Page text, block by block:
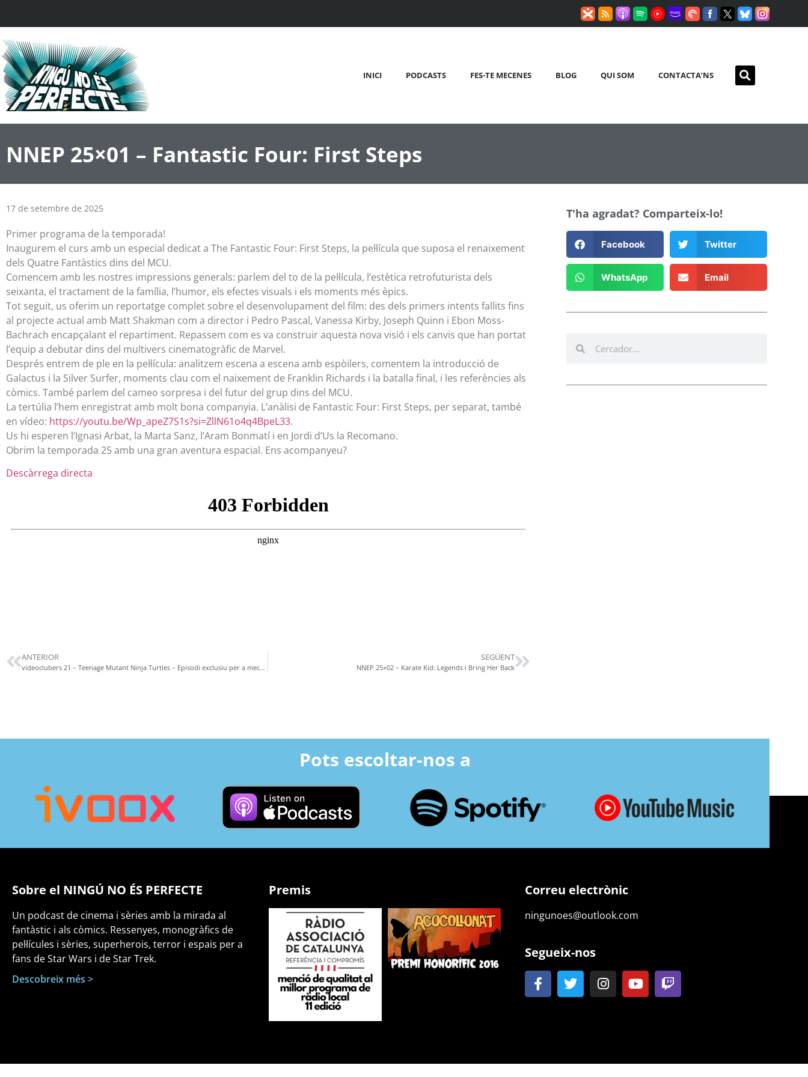
INICI PODCASTS FES-TE MECENES BLOG QUI SOM CONTACTA’NS
NNEP 25×01 – Fantastic Four: First Steps
17 de setembre de 2025
Primer programa de la temporada!
Inaugurem el curs amb un especial dedicat a The Fantastic Four: First Steps, la pel·lícula que suposa el renaixement
dels Quatre Fantàstics dins del MCU.
Comencem amb les nostres impressions generals: parlem del to de la pel·lícula, l’estètica retrofuturista dels
seixanta, el tractament de la família, l’humor, els efectes visuals i els moments més èpics.
Tot seguit, us oferim un reportatge complet sobre el desenvolupament del film: des dels primers intents fallits fins
al projecte actual amb Matt Shakman com a director i Pedro Pascal, Vanessa Kirby, Joseph Quinn i Ebon Moss-
Bachrach encapçalant el repartiment. Repassem com es va construir aquesta nova visió i els canvis que han portat
l’equip a debutar dins del multivers cinematogràfic de Marvel.
Després entrem de ple en la pel·lícula: analitzem escena a escena amb espòilers, comentem la introducció de
Galactus i la Silver Surfer, moments clau com el naixement de Franklin Richards i la batalla final, i les referències als
còmics. També parlem del cameo sorpresa i del futur del grup dins del MCU.
La tertúlia l’hem enregistrat amb molt bona companyia. L’anàlisi de Fantastic Four: First Steps, per separat, també
en vídeo: https://youtu.be/Wp_apeZ7S1s?si=ZllN61o4q4BpeL33.
Us hi esperen l’Ignasi Arbat, la Marta Sanz, l’Aram Bonmatí i en Jordi d’Us la Recomano.
Obrim la temporada 25 amb una gran aventura espacial. Ens acompanyeu?
Descàrrega directa
ANTERIOR
videoclubers 21 – Teenage Mutant Ninja Turtles – Episodi exclusiu per a mecenes
SEGÜENT
NNEP 25×02 – Karate Kid: Legends i Bring Her Back
T'ha agradat? Comparteix-lo!
Facebook Twitter
WhatsApp Email
Pots escoltar-nos a
Sobre el NINGÚ NO ÉS PERFECTE
Un podcast de cinema i sèries amb la mirada al
fantàstic i als còmics. Ressenyes, monogràfics de
pel·lícules i sèries, superherois, terror i espais per a
fans de Star Wars i de Star Trek.
Descobreix més >
Premis Correu electrònic
ningunoes@outlook.com
Segueix-nos